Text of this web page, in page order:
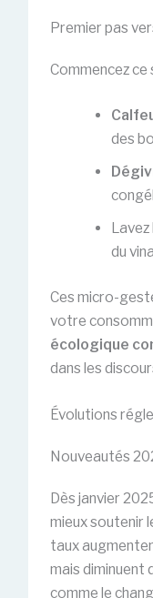
Premier pas
Commencez ce
des
Lavez
du
Ces micro-
votre
écologique
dans les
Évolutions
Nouveautés
Dès janvier
mieux soutenir
taux
mais diminuent
comme le